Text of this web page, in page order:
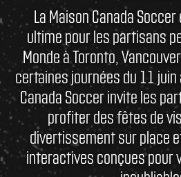
La Maison Canada
ultime pour les partisans
Monde à Toronto,
certaines journées du 11 juin
Canada Soccer invite les
profiter des fêtes de
divertissement sur place
interactives conçues pour